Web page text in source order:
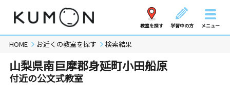
教室を探す 学習中の方 メニュー
HOME お近くの教室を探す 検索結果
山梨県南巨摩郡身延町小田船原
付近の公文式教室